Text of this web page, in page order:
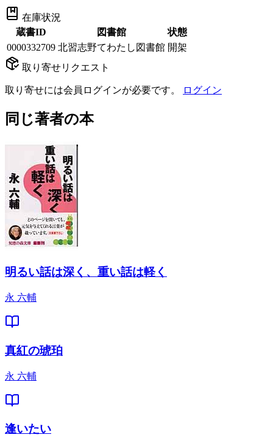
在庫状況
蔵書ID
図書館
状態
0000332709 北習志野てわたし図書館 開架
取り寄せリクエスト
取り寄せには会員ログインが必要です。 ログイン
同じ著者の本
明るい話は深く、重い話は軽く
永 六輔
真紅の琥珀
永 六輔
逢いたい